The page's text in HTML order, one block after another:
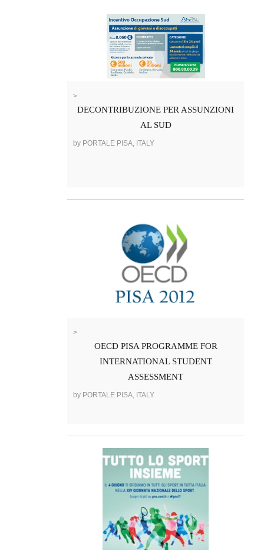
>
DECONTRIBUZIONE PER ASSUNZIONI
AL SUD
by PORTALE PISA, ITALY
>
OECD PISA PROGRAMME FOR
INTERNATIONAL STUDENT
ASSESSMENT
by PORTALE PISA, ITALY